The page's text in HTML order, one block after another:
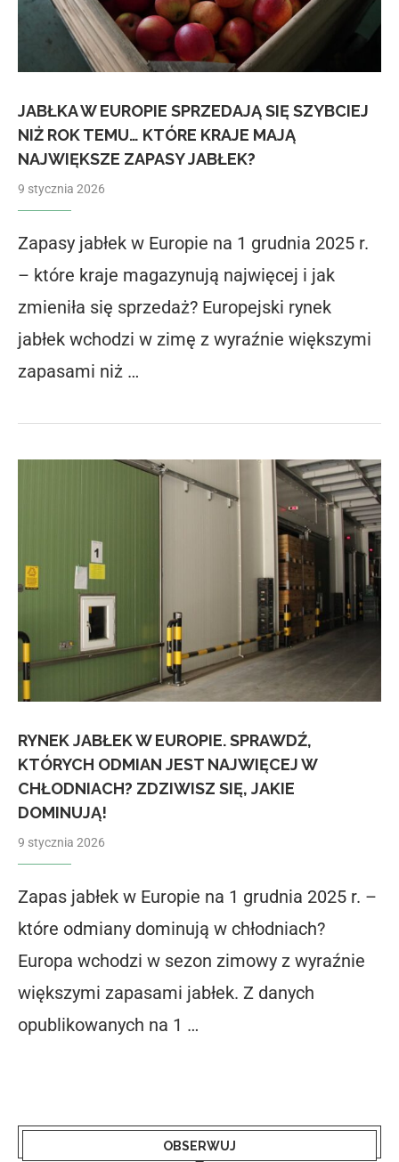
JABŁKA W EUROPIE SPRZEDAJĄ SIĘ SZYBCIEJ
NIŻ ROK TEMU… KTÓRE KRAJE MAJĄ
NAJWIĘKSZE ZAPASY JABŁEK?
9 stycznia 2026
Zapasy jabłek w Europie na 1 grudnia 2025 r.
– które kraje magazynują najwięcej i jak
zmieniła się sprzedaż? Europejski rynek
jabłek wchodzi w zimę z wyraźnie większymi
zapasami niż …
RYNEK JABŁEK W EUROPIE. SPRAWDŹ,
KTÓRYCH ODMIAN JEST NAJWIĘCEJ W
CHŁODNIACH? ZDZIWISZ SIĘ, JAKIE
DOMINUJĄ!
9 stycznia 2026
Zapas jabłek w Europie na 1 grudnia 2025 r. –
które odmiany dominują w chłodniach?
Europa wchodzi w sezon zimowy z wyraźnie
większymi zapasami jabłek. Z danych
opublikowanych na 1 …
OBSERWUJ